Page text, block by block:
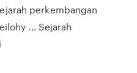
perkembangan
... Sejarah